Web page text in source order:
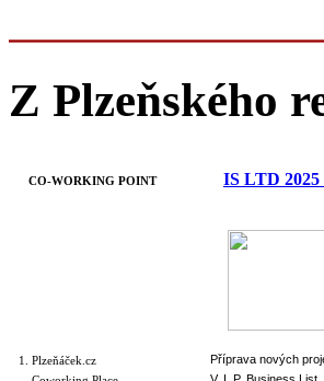
Z Plzeňského
CO-WORKING POINT IS LTD 2025
1. Plzeňáček.cz
Příprava nových